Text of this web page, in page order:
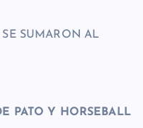
SUMARON AL
PATO Y HORSEBALL